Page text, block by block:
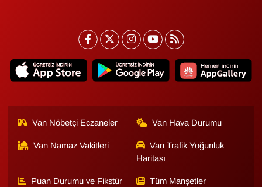
Van Nöbetçi Eczaneler Van Hava Durumu
Van Namaz Vakitleri
Van Trafik Yoğunluk
Haritası
Puan Durumu ve Fikstür Tüm Manşetler